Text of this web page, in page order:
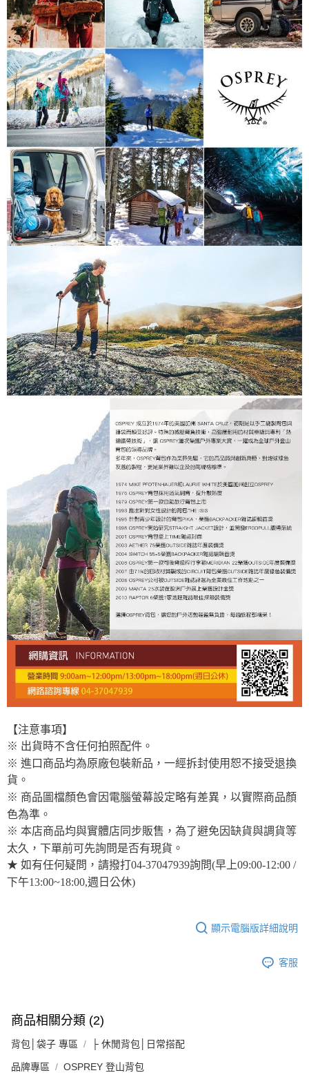
【注意事項】
※ 出貨時不含任何拍照配件。
※ 進口商品均為原廠包裝新品，一經拆封使用恕不接受退換
貨。
※ 商品圖檔顏色會因電腦螢幕設定略有差異，以實際商品顏
色為準。
※ 本店商品均與實體店同步販售，為了避免因缺貨與調貨等
太久，下單前可先詢問是否有現貨。
★ 如有任何疑問，請撥打04-37047939詢問(早上09:00-12:00 /
下午13:00~18:00,週日公休)
顯示電腦版詳細說明
客服
商品相關分類 (2)
背包│袋子 專區 ├ 休閒背包│日常搭配
品牌專區 OSPREY 登山背包